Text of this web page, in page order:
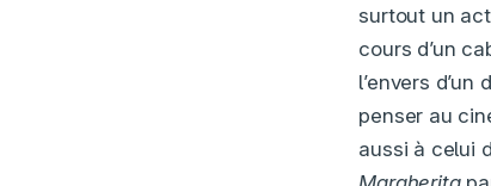
surtout un
cours d’un
l’envers
penser au
aussi à celui